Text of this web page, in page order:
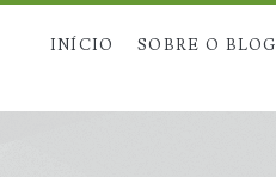
INÍCIO SOBRE O BLOG